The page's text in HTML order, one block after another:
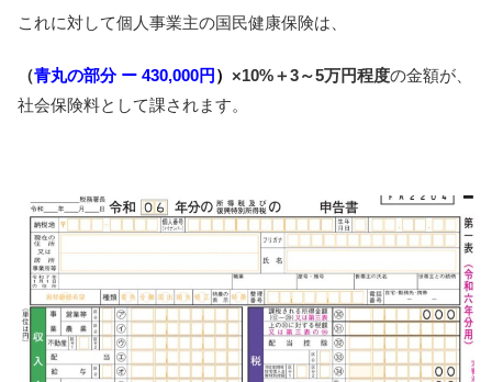
これに対して個人事業主の国民健康保険は、
（青丸の部分 ー 430,000円 ） ×10%＋3～5万円程度の金額が、
社会保険料として課されます。